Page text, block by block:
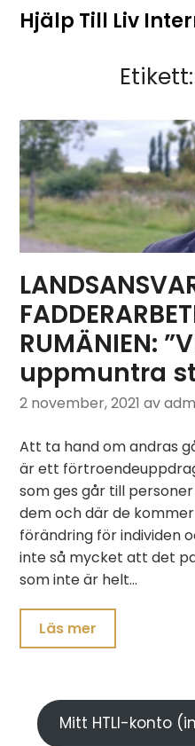
HoppaHjälp Till Liv
Etikett:
RUMÄNIEN:
uppmuntra
2 november, 2021 av
Att ta hand om andras
är ett
som ges går till
dem och där de
förändring för individen
inte så mycket att det
som inte är helt…
Läs mer
Mitt HTLI-konto